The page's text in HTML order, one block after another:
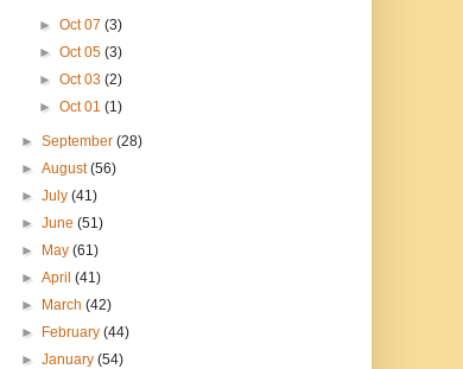
► Oct 07 (3)
► Oct 05 (3)
► Oct 03 (2)
► Oct 01 (1)
►September(28)
►August(56)
►July(41)
►June(51)
► May(61)
►April(41)
► March(42)
► February(44)
►January(54)